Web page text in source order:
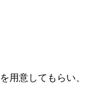
用意してもらい、